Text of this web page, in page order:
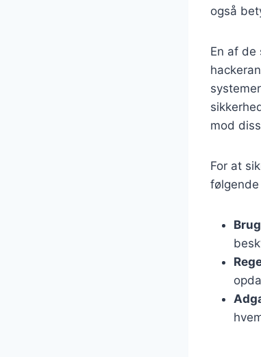
også
En af
mod
For at